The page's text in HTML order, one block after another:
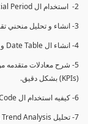
2- استخدام ال Financial Period في عمل التحديثات و حفظها.
3- انشاء و تحليل منحني تقدم المشروع EV% الاسبوعي و التراكمي.
4- انشاء ال Date Table و شرح كيفيه ربط الPV% مع ال EV% .
(KPIs) بشكل دقيق.
6- كيفيه استخدام ال Activity Code لعرض تقدم المشروع بأكثر من طريقه .